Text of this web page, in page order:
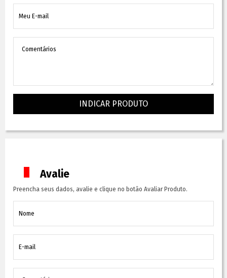
INDICAR PRODUTO
Avalie
Preencha seus dados, avalie e clique no botão Avaliar Produto.